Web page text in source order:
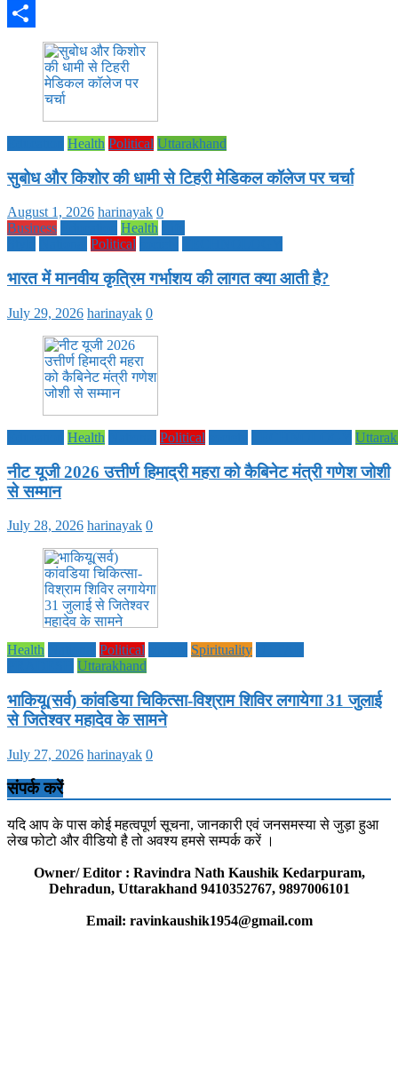
WhatsApp
Health Political Uttarakhand
सुबोध और किशोर की धामी से टिहरी मेडिकल कॉलेज पर चर्चा
August 1, 2026 harinayak 0
Business
Health
Political
भारत में मानवीय कृत्रिम गर्भाशय की लागत क्या आती है?
July 29, 2026 harinayak 0
Health Political
नीट यूजी 2026 उत्तीर्ण हिमाद्री महरा को कैबिनेट मंत्री गणेश जोशी
से सम्मान
July 28, 2026 harinayak 0
Health Political Spirituality
Uttarakhand
भाकियू(सर्व) कांवडिया चिकित्सा-विश्राम शिविर लगायेगा 31 जुलाई
से जितेश्वर महादेव के सामने
July 27, 2026 harinayak 0
संपर्क करें
यदि आप के पास कोई महत्वपूर्ण सूचना, जानकारी एवं जनसमस्या से जुड़ा हुआ
लेख फोटो और वीडियो है तो अवश्य हमसे सम्पर्क करें ।
Owner/ Editor : Ravindra Nath Kaushik Kedarpuram,
Dehradun, Uttarakhand 9410352767, 9897006101
Email: ravinkaushik1954@gmail.com